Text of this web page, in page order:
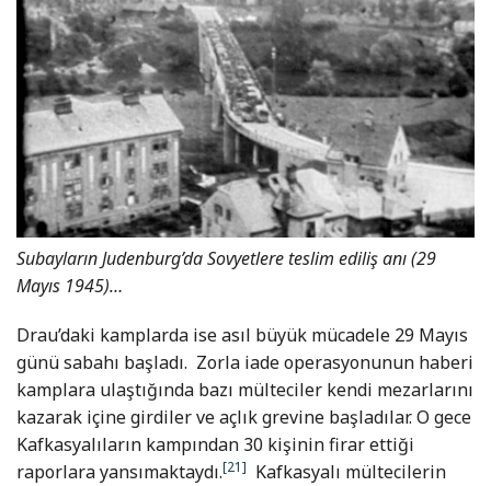
Subayların Judenburg’da Sovyetlere teslim ediliş anı (29
Mayıs 1945)…
Drau’daki kamplarda ise asıl büyük mücadele 29 Mayıs
günü sabahı başladı. Zorla iade operasyonunun haberi
kamplara ulaştığında bazı mülteciler kendi mezarlarını
kazarak içine girdiler ve açlık grevine başladılar. O gece
Kafkasyalıların kampından 30 kişinin firar ettiği
raporlara yansımaktaydı.[21] Kafkasyalı mültecilerin